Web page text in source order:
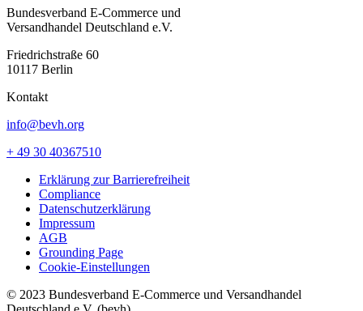
Bundesverband E-Commerce und
Versandhandel Deutschland e.V.
Friedrichstraße 60
10117 Berlin
Kontakt
info@bevh.org
+ 49 30 40367510
Erklärung zur Barrierefreiheit
Compliance
Datenschutzerklärung
Impressum
AGB
Grounding Page
Cookie-Einstellungen
© 2023 Bundesverband E-Commerce und Versandhandel